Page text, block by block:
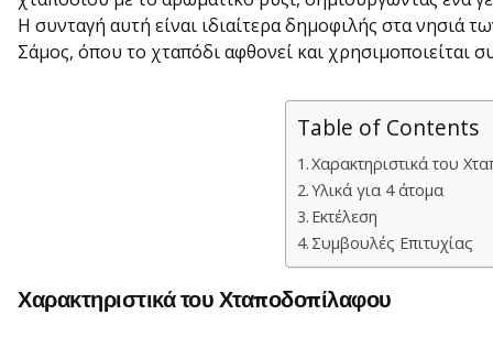
Η συνταγή αυτή είναι ιδιαίτερα δημοφιλής στα νησιά
Σάμος, όπου το χταπόδι αφθονεί και χρησιμοποιείται
Table of Contents
Χαρακτηριστικά του
Υλικά για 4 άτομα
Εκτέλεση
Συμβουλές Επιτυχίας
Χαρακτηριστικά του Χταποδοπίλαφου